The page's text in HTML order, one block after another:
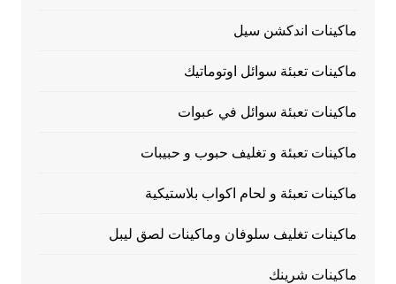
ماكينات اندكشن سيل
ماكينات تعبئة سوائل اوتوماتيك
ماكينات تعبئة سوائل في عبوات
ماكينات تعبئة و تغليف حبوب و حبيبات
ماكينات تعبئة و لحام اكواب بلاستيكية
ماكينات تغليف سلوفان وماكينات لصق ليبل
ماكينات شرينك